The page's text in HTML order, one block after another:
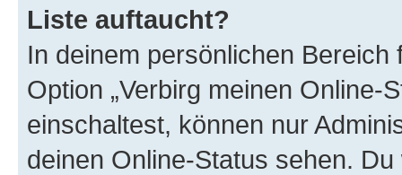
Liste auftaucht?
In deinem persönlichen
Option „Verbirg meinen Online-
einschaltest, können nur
deinen Online-Status sehen.